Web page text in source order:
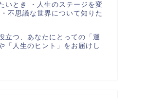
いとき ・人生のステージを変
不思議な世界について知りた
立つ、あなたにとっての「運
「人生のヒント」をお届けし